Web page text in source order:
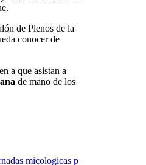
de Plenos de la
conocer de
a que asistan a
de mano de los